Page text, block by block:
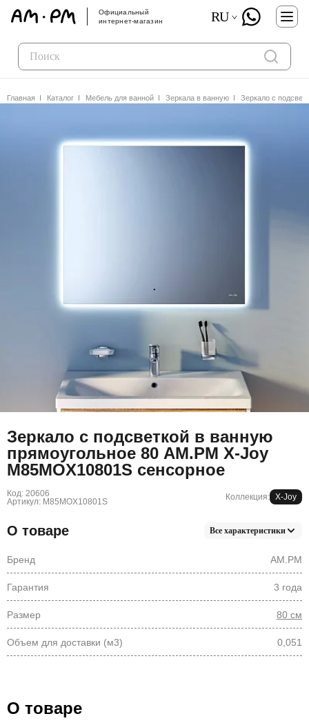
Официальный
интернет-магазин
RU
Главная Каталог Мебель для ванной Зеркала в ванную Зеркало с
Зеркало с подсветкой в ванную
прямоугольное 80 AM.PM X-Joy
M85MOX10801S сенсорное
Код: 20606
Артикул: M85MOX10801S
Коллекция: X-Joy
О товаре Все характеристики
Бренд AM.PM
Гарантия 3 года
Размер 80 см
Объем для доставки (м3) 0,051
О товаре